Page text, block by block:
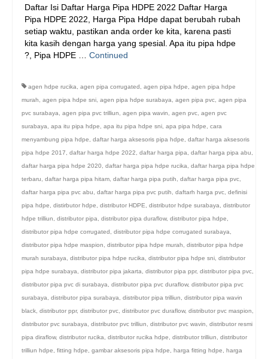
Daftar Isi Daftar Harga Pipa HDPE 2022 Daftar Harga
Pipa HDPE 2022, Harga Pipa Hdpe dapat berubah rubah
setiap waktu, pastikan anda order ke kita, karena pasti
kita kasih dengan harga yang spesial. Apa itu pipa hdpe
?, Pipa HDPE … Continued
agen hdpe rucika agen pipa corrugated agen pipa hdpe
agen pipa hdpe
murah
agen pipa hdpe sni agen pipa hdpe surabaya agen pipa pvc agen pipa
pvc surabaya
agen pipa pvc trilliun agen pipa wavin agen pvc agen pvc
surabaya
apa itu pipa hdpe apa itu pipa hdpe sni apa pipa hdpe
cara
menyambung pipa hdpe
daftar harga aksesoris pipa hdpe
daftar harga aksesoris
pipa hdpe 2017
daftar harga hdpe 2022 daftar harga pipa daftar harga pipa abu
daftar harga pipa hdpe 2020
daftar harga pipa hdpe rucika
daftar harga pipa hdpe
terbaru
daftar harga pipa hitam daftar harga pipa putih daftar harga pipa pvc
daftar harga pipa pvc abu
daftar harga pipa pvc putih daftarh harga pvc definisi
pipa hdpe
distirbutor hdpe distributor HDPE distributor hdpe surabaya
distributor
hdpe trilliun
distributor pipa distributor pipa duraflow, distributor pipa hdpe
distributor pipa hdpe corrugated
distributor pipa hdpe corrugated surabaya
distributor pipa hdpe maspion
distributor pipa hdpe murah
distributor pipa hdpe
murah surabaya
distributor pipa hdpe rucika distributor pipa hdpe sni distributor
pipa hdpe surabaya
distributor pipa jakarta distributor pipa ppr, distributor pipa pvc
distributor pipa pvc di surabaya
distributor pipa pvc duraflow, distributor pipa pvc
surabaya
distributor pipa surabaya distributor pipa trilliun
distributor pipa wavin
black distributor ppr, distributor pvc distributor pvc duraflow, distributor pvc maspion
distributor pvc surabaya
distributor pvc trilliun distributor pvc wavin
distributor resmi
pipa diraflow, distributor rucika distributor rucika hdpe distributor trilliun
distributor
trilliun hdpe
fitting hdpe gambar aksesoris pipa hdpe harga fitting hdpe
harga